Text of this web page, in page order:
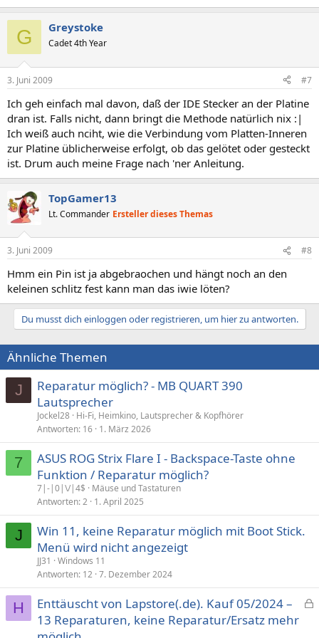
G Greystoke
Cadet 4th Year
3. Juni 2009 #7
Ich geh einfach mal davon, daß der IDE Stecker an der Platine
dran ist. Falls nicht, dann bringt die Methode natürlich nix :|
Ich weiß auch nciht, wie die Verbindung vom Platten-Inneren
zur Platine üblicherweise erfolgt, ob das gelötet oder gesteckt
ist. Drum auch meine Frage nach 'ner Anleitung.
TopGamer13
Lt. Commander Ersteller dieses Themas
3. Juni 2009 #8
Hmm ein Pin ist ja abgebraochen und hängt noch an den
keleinen schlitz fest kann man das iwie löten?
Du musst dich einloggen oder registrieren, um hier zu antworten.
Ähnliche Themen
J
Reparatur möglich? - MB QUART 390
Lautsprecher
Jockel28 Hi-Fi, Heimkino, Lautsprecher & Kopfhörer
Antworten 16 1. März 2026
7
ASUS ROG Strix Flare I - Backspace-Taste ohne
Funktion / Reparatur möglich?
7|-|0|\/|4$
Mäuse und Tastaturen
Antworten 2 1. April 2025
J
Win 11, keine Reparatur möglich mit Boot Stick.
Menü wird nicht angezeigt
JJ31
Windows 11
Antworten 12 7. Dezember 2024
H
Enttäuscht von Lapstore(.de). Kauf 05/2024 –
13 Reparaturen, keine Reparatur/Ersatz mehr